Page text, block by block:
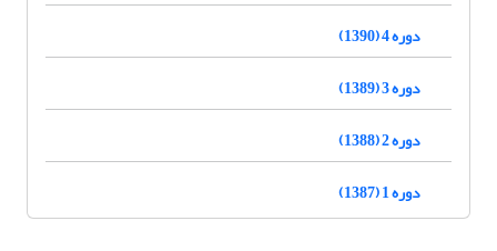
دوره 4 (1390)
دوره 3 (1389)
دوره 2 (1388)
دوره 1 (1387)